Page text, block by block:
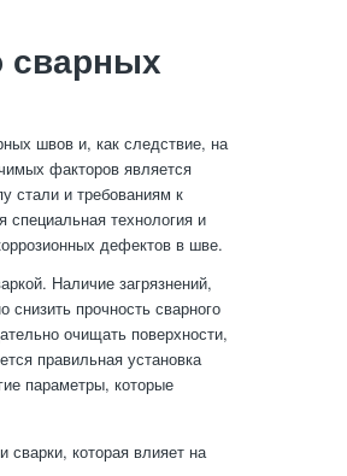
сварных
швов и, как следствие, на
факторов является
стали и требованиям к
технология и
дефектов в шве.
Наличие загрязнений,
прочность сварного
очищать поверхности,
правильная установка
параметры, которые
сварки, которая влияет на